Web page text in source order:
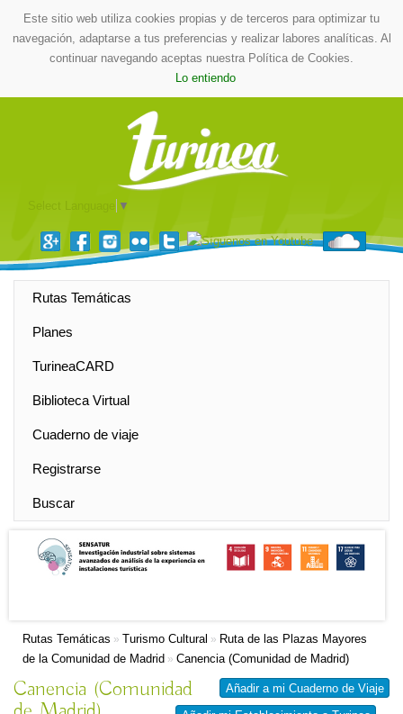
Este sitio web utiliza cookies propias y de terceros para optimizar tu
navegación, adaptarse a tus preferencias y realizar labores analíticas. Al
continuar navegando aceptas nuestra Política de Cookies.
Lo entiendo
▼
Rutas Temáticas
Planes
TurineaCARD
Biblioteca Virtual
Cuaderno de viaje
Registrarse
Buscar
Rutas Temáticas » Turismo Cultural » Ruta de las Plazas Mayores
de la Comunidad de Madrid » Canencia (Comunidad de Madrid)
Añadir a mi Cuaderno de Viaje
Canencia (Comunidad